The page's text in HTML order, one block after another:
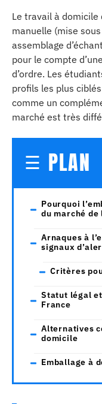
Le travail à domicile
manuelle (mise
assemblage
pour le compte
d’ordre. Les
profils les plus
comme un
marché est très
PLAN
Pourquoi
du marché de
Arnaques à
signaux
Critères
Statut légal
France
Alternatives
domicile
Emballage à